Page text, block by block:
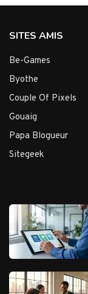
SITES AMIS
Be-Games
Byothe
Couple Of Pixels
Gouaig
Papa Blogueur
Sitegeek